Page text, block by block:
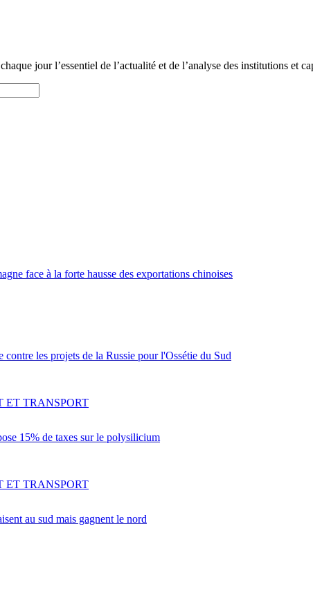
jour l’essentiel de l’actualité et de l’analyse des institutions et
face à la forte hausse des exportations chinoises
contre les projets de la Russie pour l'Ossétie du Sud
15% de taxes sur le polysilicium
ET TRANSPORT
au sud mais gagnent le nord
ET TRANSPORT